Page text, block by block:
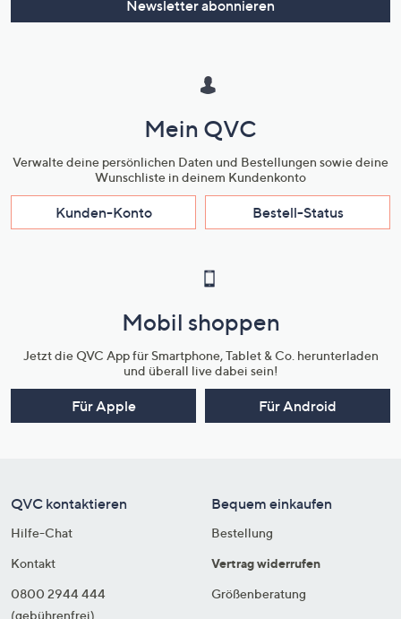
Newsletter abonnieren
Mein QVC
Verwalte deine persönlichen Daten und Bestellungen sowie deine
Wunschliste in deinem Kundenkonto
Kunden-Konto Bestell-Status
Mobil shoppen
Jetzt die QVC App für Smartphone, Tablet & Co. herunterladen
und überall live dabei sein!
Für Apple Für Android
QVC kontaktieren
Hilfe-Chat
Kontakt
0800 2944 444
(gebührenfrei)
Bequem einkaufen
Bestellung
Vertrag widerrufen
Größenberatung